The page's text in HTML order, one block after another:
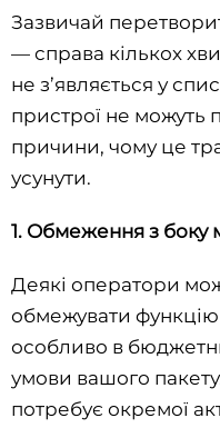
Зазвичай
— справа кількох
не з’являється у
пристрої не можуть
причини, чому це
усунути.
1. Обмеження з боку
Деякі оператори
обмежувати функцію
особливо в
умови вашого
потребує окремої